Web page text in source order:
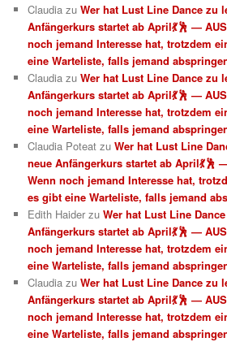
Claudia zuWer hat Lust Line Dance zu
Anfängerkurs startet ab April💃🕺 —
noch jemand Interesse hat, trotzdem
eine Warteliste, falls jemand
Claudia zuWer hat Lust Line Dance zu
Anfängerkurs startet ab April💃🕺 —
noch jemand Interesse hat, trotzdem
eine Warteliste, falls jemand
Claudia Poteat zuWer hat Lust Line
neue Anfängerkurs startet ab April💃🕺
Wenn noch jemand Interesse hat,
es gibt eine Warteliste, falls jemand
Edith Haider zuWer hat Lust Line
Anfängerkurs startet ab April💃🕺 —
noch jemand Interesse hat, trotzdem
eine Warteliste, falls jemand
Claudia zuWer hat Lust Line Dance zu
Anfängerkurs startet ab April💃🕺 —
noch jemand Interesse hat, trotzdem
eine Warteliste, falls jemand